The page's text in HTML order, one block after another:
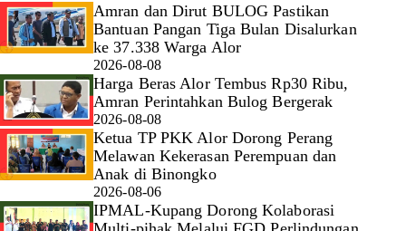
Amran dan Dirut BULOG Pastikan
Bantuan Pangan Tiga Bulan Disalurkan
ke 37.338 Warga Alor
2026-08-08
Harga Beras Alor Tembus Rp30 Ribu,
Amran Perintahkan Bulog Bergerak
2026-08-08
Ketua TP PKK Alor Dorong Perang
Melawan Kekerasan Perempuan dan
Anak di Binongko
2026-08-06
IPMAL-Kupang Dorong Kolaborasi